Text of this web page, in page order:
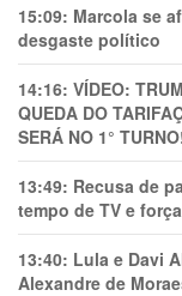
15:09: Marcola se
desgaste político
14:16: VÍDEO:
QUEDA DO
SERÁ NO 1°
13:49: Recusa de
tempo de TV e
13:40: Lula e Davi
Alexandre de